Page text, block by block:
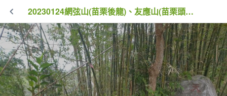
20230124網弦山(苗栗後龍)、友應山(苗栗頭屋)、北坑山(苗栗三灣)